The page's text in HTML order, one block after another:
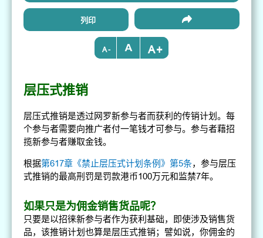
列印
- +
层压式推销
层压式推销是透过网罗新参与者而获利的传销计划。每
个参与者需要向推广者付一笔钱才可参与。参与者藉招
揽新参与者赚取金钱。
根据第617章《禁止层压式计划条例》第5条，参与层压
式推销的最高刑罚是罚款港币100万元和监禁7年。
如果只是为佣金销售货品呢？
只要是以招徕新参与者作为获利基础，即使涉及销售货
品，该推销计划也算是层压式推销；譬如说，你佣金的